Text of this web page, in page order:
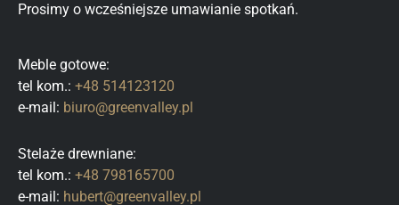
Prosimy o wcześniejsze umawianie spotkań.
Meble gotowe:
tel kom.: +48 514123120
e-mail: biuro@greenvalley.pl
Stelaże drewniane:
tel kom.: +48 798165700
e-mail: hubert@greenvalley.pl